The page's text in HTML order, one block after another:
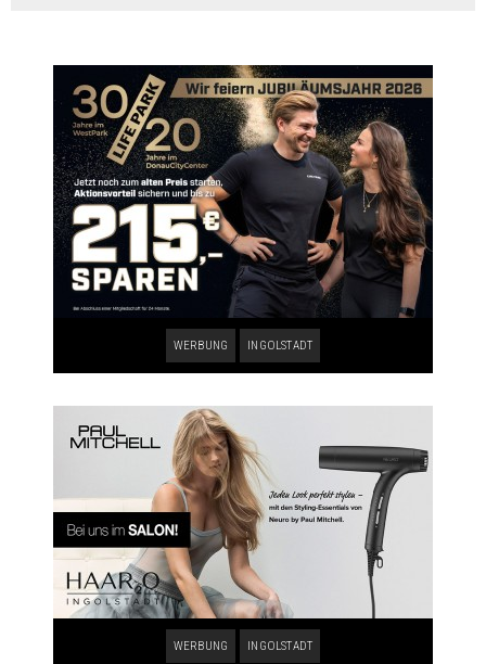
WERBUNG INGOLSTADT
WERBUNG INGOLSTADT